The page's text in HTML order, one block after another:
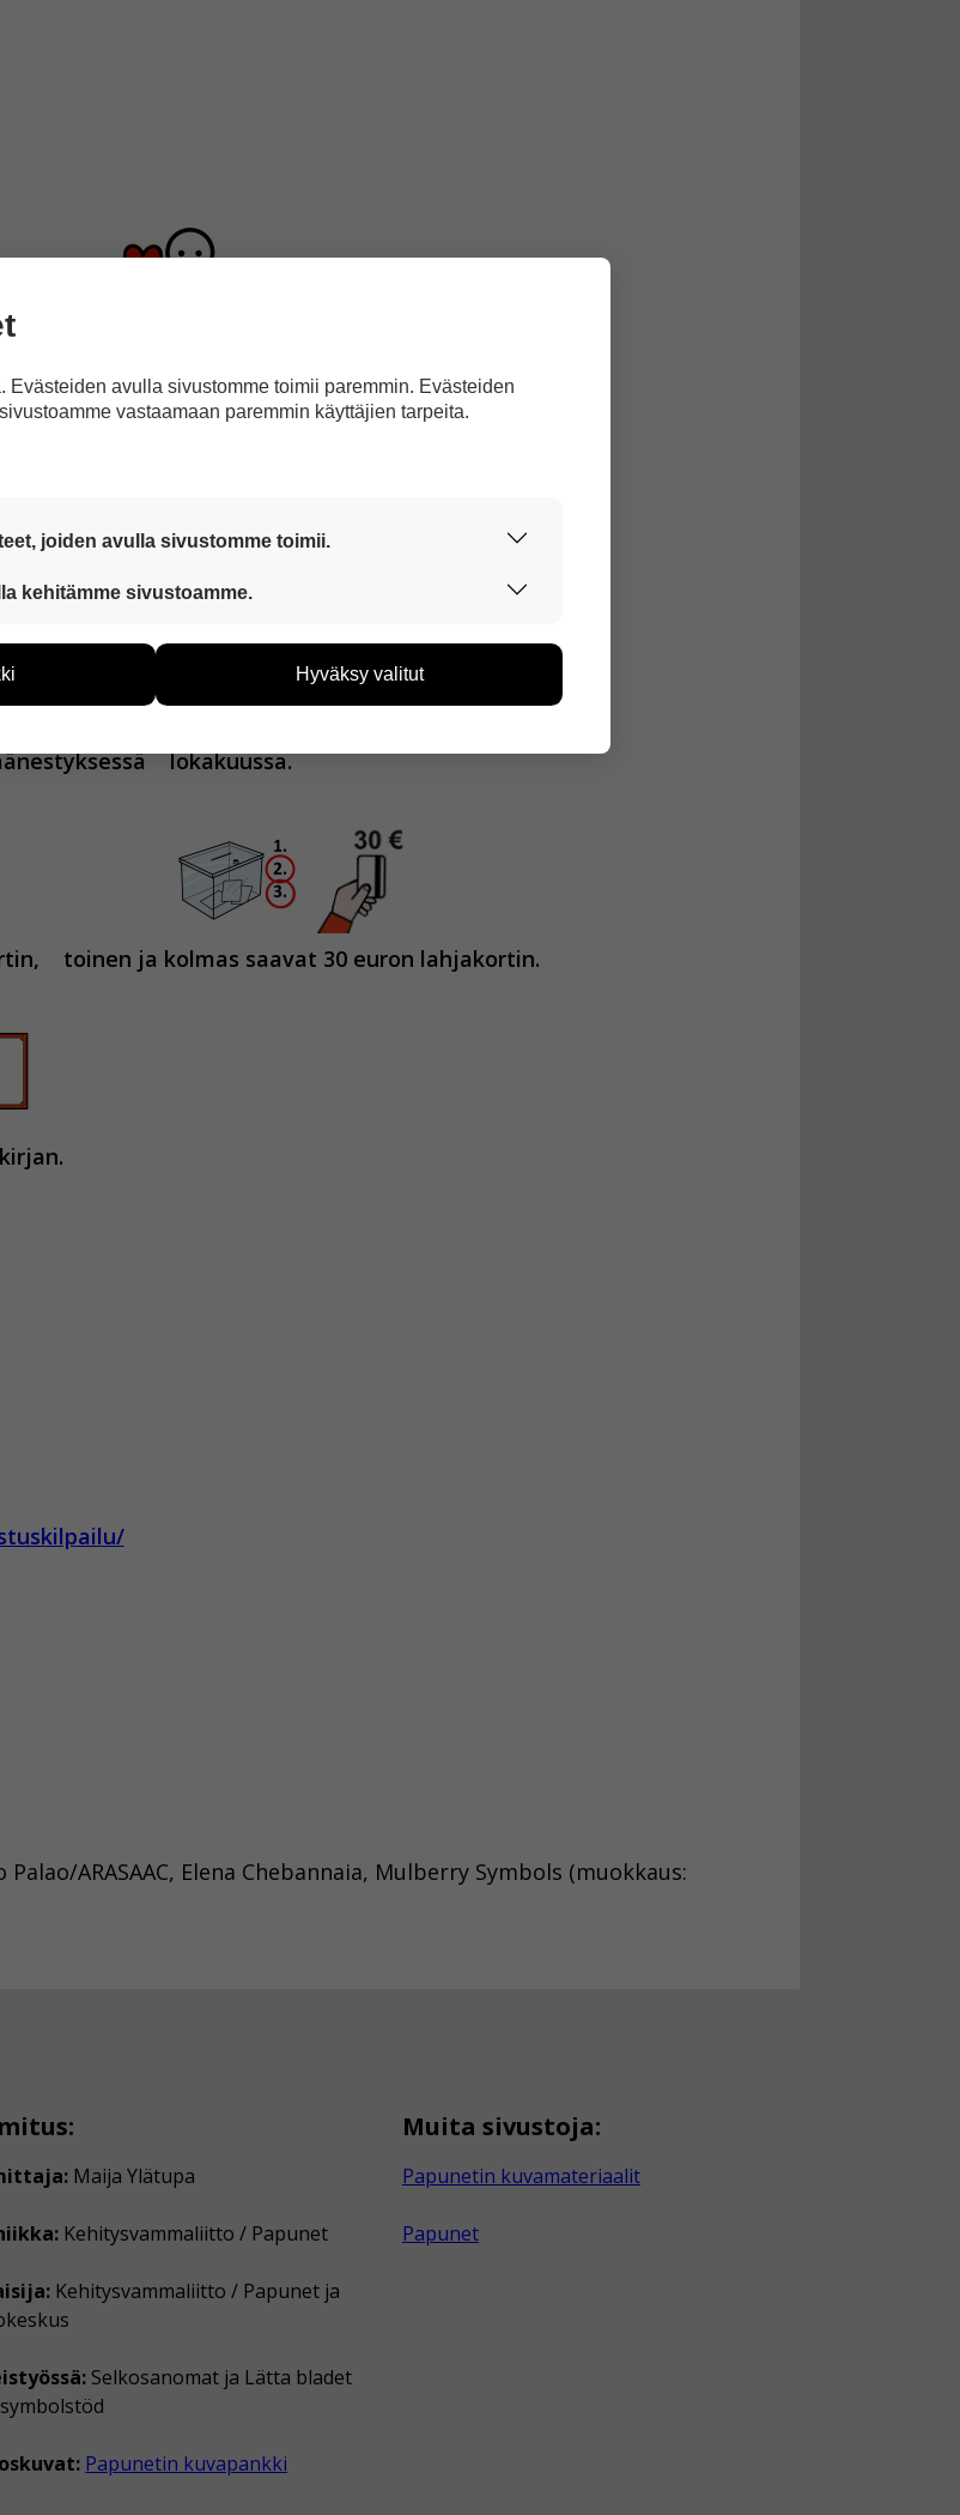
lokakuussa.
toinen ja kolmas saavat 30 euron lahjakortin.
Palao/ARASAAC, Elena Chebannaia, Mulberry Symbols (muokkaus:
Maija Ylätupa
Kehitysvammaliitto / Papunet
Kehitysvammaliitto / Papunet ja
Selkosanomat ja Lätta bladet
Papunetin kuvapankki
Muita sivustoja:
Papunetin kuvamateriaalit
Papunet
Evästeiden avulla sivustomme toimii paremmin. Evästeiden
vastaamaan paremmin käyttäjien tarpeita.
joiden avulla sivustomme toimii.
jotta sivustoamme voi käyttää sujuvasti ja turvallisesti.
kehitämme sivustoamme.
vastaamaan paremmin käyttäjien tarpeita. Tietoa kerätään
siitä, mitä sivuja käytetään ja miten sivuilla liikutaan. Emme
kuten nimiä, eikä tietoja voi yhdistää yksittäiseen
Hyväksy valitut